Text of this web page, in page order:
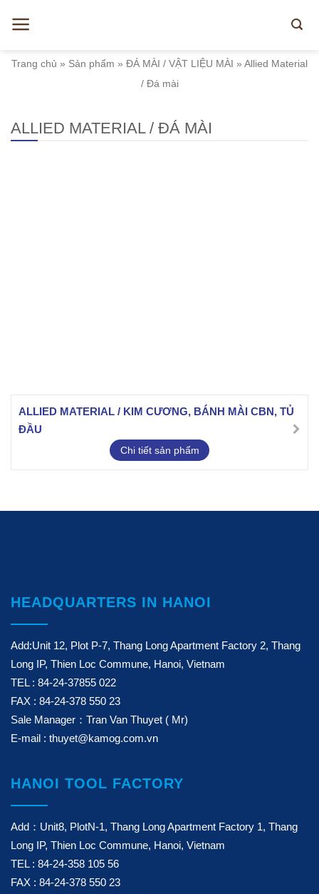
Trang chủ » Sản phẩm » ĐÁ MÀI / VẬT LIỆU MÀI » Allied Material
/ Đá mài
ALLIED MATERIAL / ĐÁ MÀI
ALLIED MATERIAL / KIM CƯƠNG, BÁNH MÀI CBN, TỦ
ĐẦU
Chi tiết sản phẩm
HEADQUARTERS IN HANOI
Add:Unit 12, Plot P-7, Thang Long Apartment Factory 2, Thang
Long IP, Thien Loc Commune, Hanoi, Vietnam
TEL : 84-24-37855 022
FAX : 84-24-378 550 23
Sale Manager：Tran Van Thuyet ( Mr)
E-mail : thuyet@kamog.com.vn
HANOI TOOL FACTORY
Add：Unit8, PlotN-1, Thang Long Apartment Factory 1, Thang
Long IP, Thien Loc Commune, Hanoi, Vietnam
TEL : 84-24-358 105 56
FAX : 84-24-378 550 23